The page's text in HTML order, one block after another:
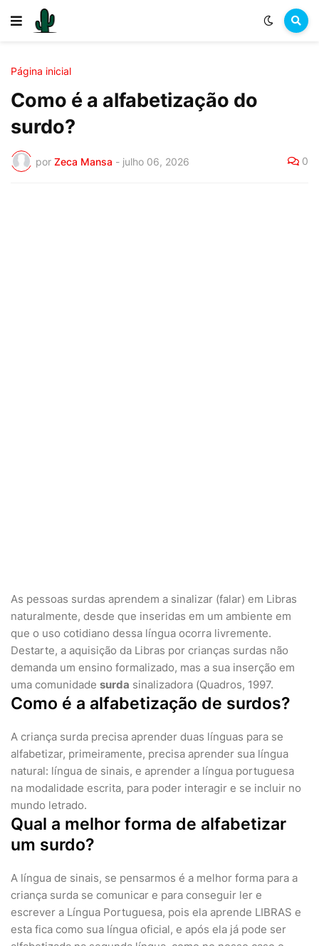
Página inicial
Como é a alfabetização do
surdo?
por Zeca Mansa - julho 06, 2026 0
As pessoas surdas aprendem a sinalizar (falar) em Libras
naturalmente, desde que inseridas em um ambiente em
que o uso cotidiano dessa língua ocorra livremente.
Destarte, a aquisição da Libras por crianças surdas não
demanda um ensino formalizado, mas a sua inserção em
uma comunidade surda sinalizadora (Quadros, 1997.
Como é a alfabetização de surdos?
A criança surda precisa aprender duas línguas para se
alfabetizar, primeiramente, precisa aprender sua língua
natural: língua de sinais, e aprender a língua portuguesa
na modalidade escrita, para poder interagir e se incluir no
mundo letrado.
Qual a melhor forma de alfabetizar
um surdo?
A língua de sinais, se pensarmos é a melhor forma para a
criança surda se comunicar e para conseguir ler e
escrever a Língua Portuguesa, pois ela aprende LIBRAS e
esta fica como sua língua oficial, e após ela já pode ser